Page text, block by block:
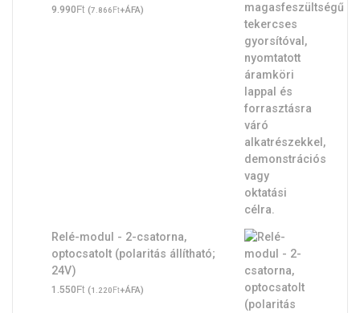
9.990Ft (7.866Ft+ÁFA)
Relé-modul - 2-csatorna,
optocsatolt (polaritás állítható;
24V)
1.550Ft (1.220Ft+ÁFA)